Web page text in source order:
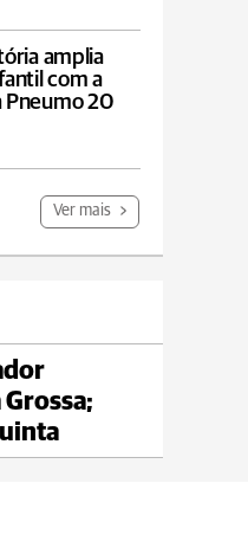
amplia
com a
Pneumo 20
Ver mais
20°C